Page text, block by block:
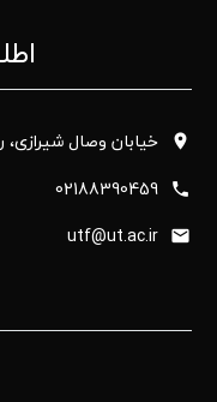
خیابان وصال شیرازی،
02188390459
utf@ut.ac.ir